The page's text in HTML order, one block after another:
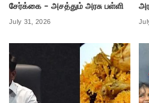
சேர்க்கை – அசத்தும் அரசு பள்ளி
July 31, 2026